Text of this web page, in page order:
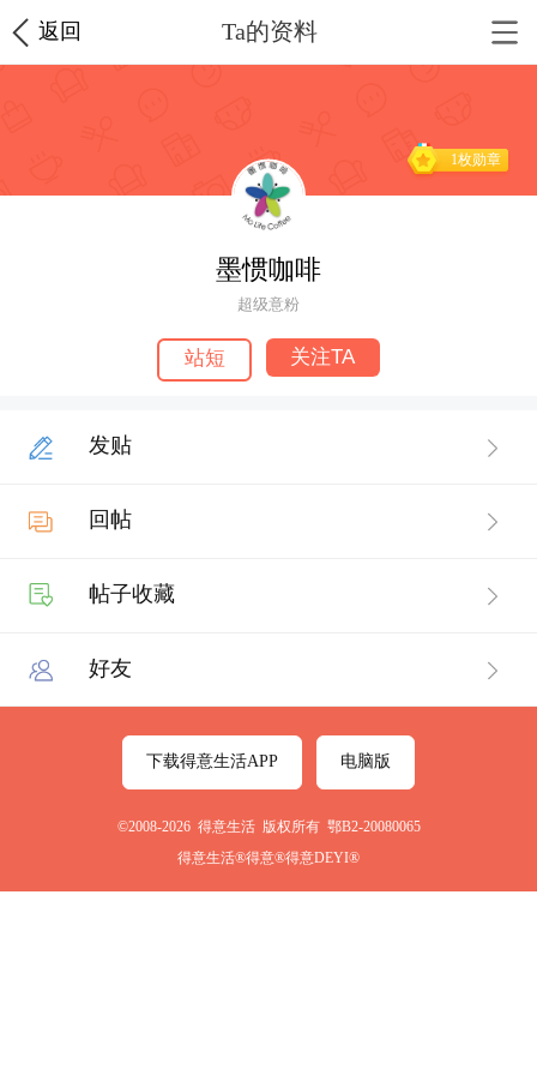
返回 Ta的资料
1枚勋章
墨惯咖啡
超级意粉
站短 关注TA
发贴
回帖
帖子收藏
好友
下载得意生活APP 电脑版
©2008-2026 得意生活 版权所有 鄂B2-20080065
得意生活®得意®得意DEYI®